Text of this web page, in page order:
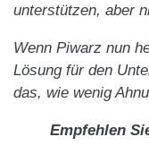
unterstützen, aber
Wenn Piwarz nun
Lösung für den
das, wie wenig
Empfehlen